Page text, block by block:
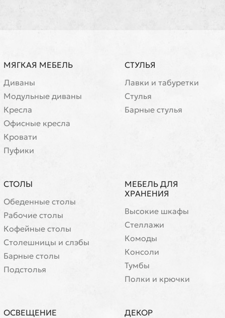
МЯГКАЯ МЕБЕЛЬ
Диваны
Модульные диваны
Кресла
Офисные кресла
Кровати
Пуфики
СТУЛЬЯ
Лавки и табуретки
Стулья
Барные стулья
СТОЛЫ
Обеденные столы
Рабочие столы
Кофейные столы
Cтолешницы и слэбы
Барные столы
Подстолья
МЕБЕЛЬ ДЛЯ
ХРАНЕНИЯ
Высокие шкафы
Стеллажи
Комоды
Консоли
Тумбы
Полки и крючки
ОСВЕЩЕНИЕ
ДЕКОР